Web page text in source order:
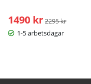
1490 kr Ordinarie pris:
2295 kr
1-5 arbetsdagar